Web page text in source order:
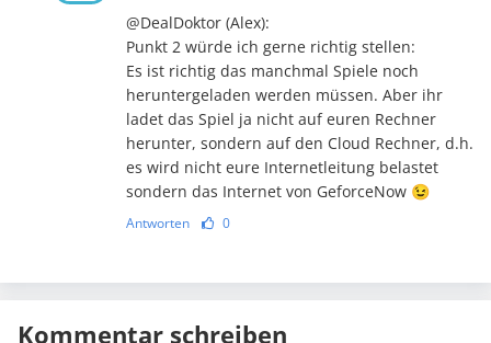
@DealDoktor (Alex):
Punkt 2 würde ich gerne richtig stellen:
Es ist richtig das manchmal Spiele noch
heruntergeladen werden müssen. Aber ihr
ladet das Spiel ja nicht auf euren Rechner
herunter, sondern auf den Cloud Rechner, d.h.
es wird nicht eure Internetleitung belastet
sondern das Internet von GeforceNow 😉
Antworten 0
Kommentar schreiben